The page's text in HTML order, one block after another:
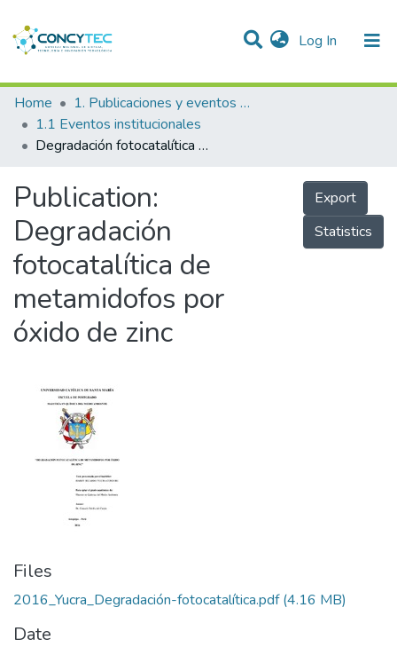
Log In (current)
Communities & Collections
Research Outputs
People
Statistics
Home
1. Publicaciones y eventos institucionales
1.1 Eventos institucionales
Degradación fotocatalítica de metamidofos por óxido de zinc
Publication:
Degradación
fotocatalítica de
metamidofos por
óxido de zinc
Export
Statistics
Files
2016_Yucra_Degradación-fotocatalítica.pdf (4.16 MB)
Date